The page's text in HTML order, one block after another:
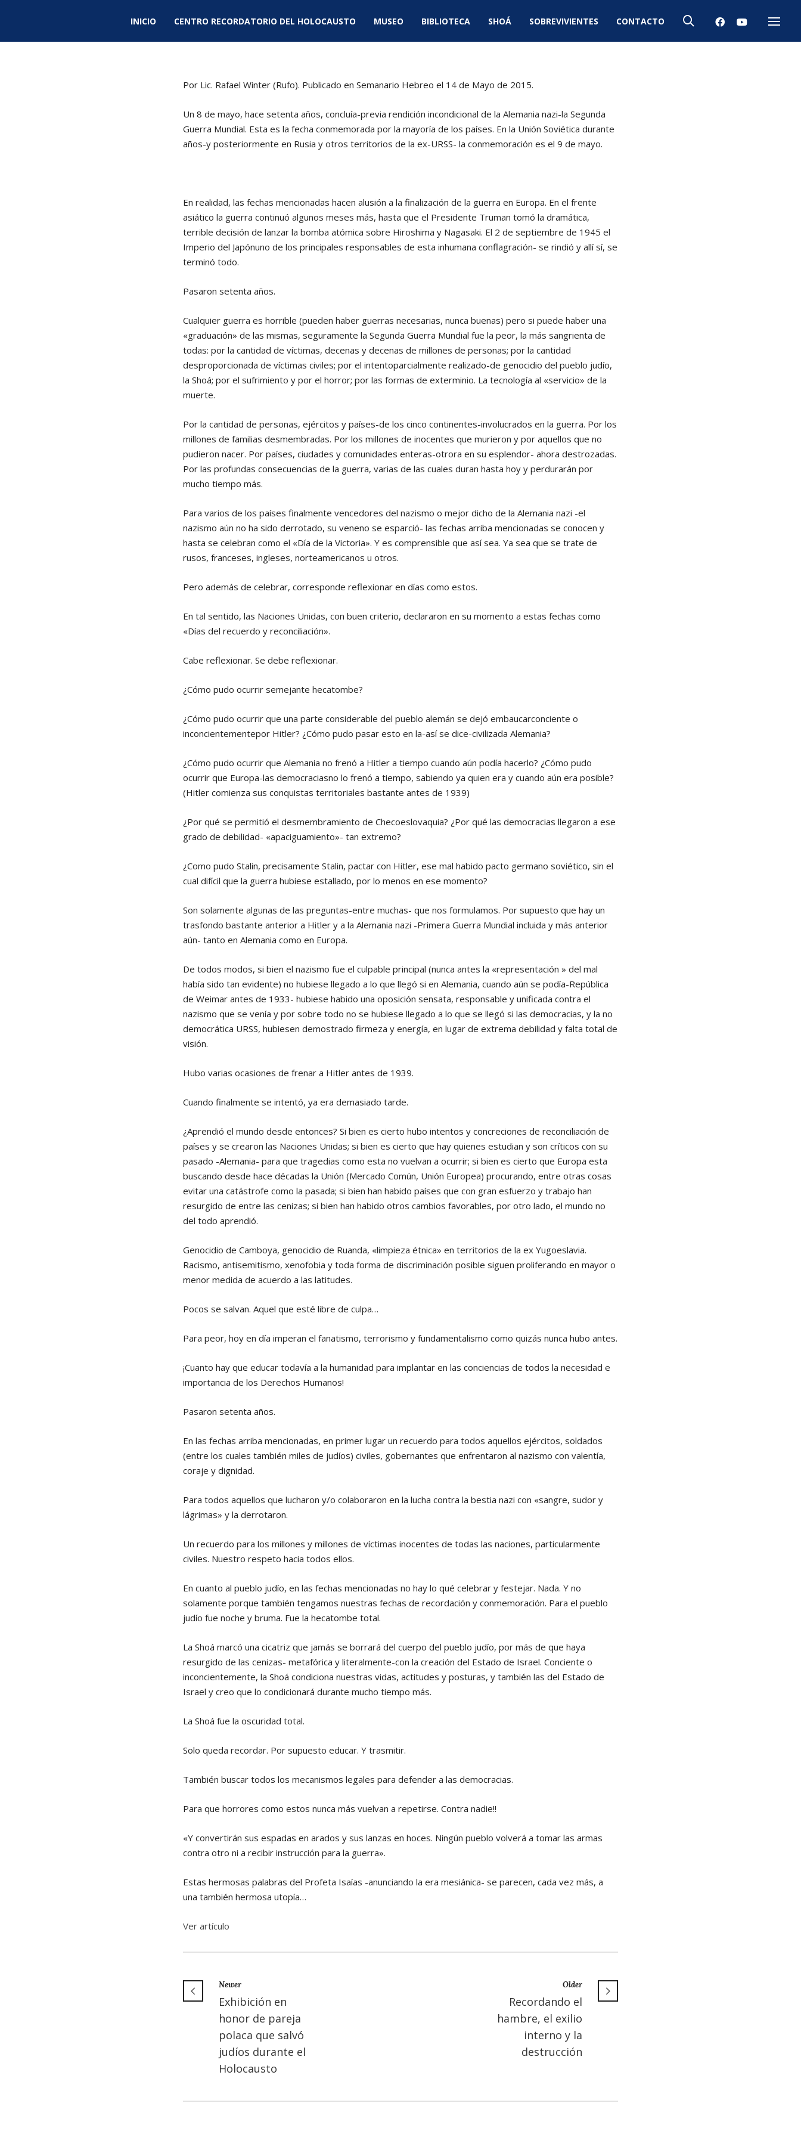
INICIO CENTRO RECORDATORIO DEL HOLOCAUSTO MUSEO BIBLIOTECA SHOÁ SOBREVIVIENTES CONTACTO
Menú
Por Lic. Rafael Winter (Rufo). Publicado en Semanario Hebreo el 14 de Mayo de 2015.
Un 8 de mayo, hace setenta años, concluía-previa rendición incondicional de la Alemania nazi-la Segunda
Guerra Mundial. Esta es la fecha conmemorada por la mayoría de los países. En la Unión Soviética durante
años-y posteriormente en Rusia y otros territorios de la ex-URSS- la conmemoración es el 9 de mayo.
En realidad, las fechas mencionadas hacen alusión a la finalización de la guerra en Europa. En el frente
asiático la guerra continuó algunos meses más, hasta que el Presidente Truman tomó la dramática,
terrible decisión de lanzar la bomba atómica sobre Hiroshima y Nagasaki. El 2 de septiembre de 1945 el
Imperio del Japónuno de los principales responsables de esta inhumana conflagración- se rindió y allí sí, se
terminó todo.
Pasaron setenta años.
Cualquier guerra es horrible (pueden haber guerras necesarias, nunca buenas) pero si puede haber una
«graduación» de las mismas, seguramente la Segunda Guerra Mundial fue la peor, la más sangrienta de
todas: por la cantidad de víctimas, decenas y decenas de millones de personas; por la cantidad
desproporcionada de víctimas civiles; por el intentoparcialmente realizado-de genocidio del pueblo judío,
la Shoá; por el sufrimiento y por el horror; por las formas de exterminio. La tecnología al «servicio» de la
muerte.
Por la cantidad de personas, ejércitos y países-de los cinco continentes-involucrados en la guerra. Por los
millones de familias desmembradas. Por los millones de inocentes que murieron y por aquellos que no
pudieron nacer. Por países, ciudades y comunidades enteras-otrora en su esplendor- ahora destrozadas.
Por las profundas consecuencias de la guerra, varias de las cuales duran hasta hoy y perdurarán por
mucho tiempo más.
Para varios de los países finalmente vencedores del nazismo o mejor dicho de la Alemania nazi -el
nazismo aún no ha sido derrotado, su veneno se esparció- las fechas arriba mencionadas se conocen y
hasta se celebran como el «Día de la Victoria». Y es comprensible que así sea. Ya sea que se trate de
rusos, franceses, ingleses, norteamericanos u otros.
Pero además de celebrar, corresponde reflexionar en días como estos.
En tal sentido, las Naciones Unidas, con buen criterio, declararon en su momento a estas fechas como
«Días del recuerdo y reconciliación».
Cabe reflexionar. Se debe reflexionar.
¿Cómo pudo ocurrir semejante hecatombe?
¿Cómo pudo ocurrir que una parte considerable del pueblo alemán se dejó embaucarconciente o
inconcientementepor Hitler? ¿Cómo pudo pasar esto en la-así se dice-civilizada Alemania?
¿Cómo pudo ocurrir que Alemania no frenó a Hitler a tiempo cuando aún podía hacerlo? ¿Cómo pudo
ocurrir que Europa-las democraciasno lo frenó a tiempo, sabiendo ya quien era y cuando aún era posible?
(Hitler comienza sus conquistas territoriales bastante antes de 1939)
¿Por qué se permitió el desmembramiento de Checoeslovaquia? ¿Por qué las democracias llegaron a ese
grado de debilidad- «apaciguamiento»- tan extremo?
¿Como pudo Stalin, precisamente Stalin, pactar con Hitler, ese mal habido pacto germano soviético, sin el
cual difícil que la guerra hubiese estallado, por lo menos en ese momento?
Son solamente algunas de las preguntas-entre muchas- que nos formulamos. Por supuesto que hay un
trasfondo bastante anterior a Hitler y a la Alemania nazi -Primera Guerra Mundial incluida y más anterior
aún- tanto en Alemania como en Europa.
De todos modos, si bien el nazismo fue el culpable principal (nunca antes la «representación » del mal
había sido tan evidente) no hubiese llegado a lo que llegó si en Alemania, cuando aún se podía-República
de Weimar antes de 1933- hubiese habido una oposición sensata, responsable y unificada contra el
nazismo que se venía y por sobre todo no se hubiese llegado a lo que se llegó si las democracias, y la no
democrática URSS, hubiesen demostrado firmeza y energía, en lugar de extrema debilidad y falta total de
visión.
Hubo varias ocasiones de frenar a Hitler antes de 1939.
Cuando finalmente se intentó, ya era demasiado tarde.
¿Aprendió el mundo desde entonces? Si bien es cierto hubo intentos y concreciones de reconciliación de
países y se crearon las Naciones Unidas; si bien es cierto que hay quienes estudian y son críticos con su
pasado -Alemania- para que tragedias como esta no vuelvan a ocurrir; si bien es cierto que Europa esta
buscando desde hace décadas la Unión (Mercado Común, Unión Europea) procurando, entre otras cosas
evitar una catástrofe como la pasada; si bien han habido países que con gran esfuerzo y trabajo han
resurgido de entre las cenizas; si bien han habido otros cambios favorables, por otro lado, el mundo no
del todo aprendió.
Genocidio de Camboya, genocidio de Ruanda, «limpieza étnica» en territorios de la ex Yugoeslavia.
Racismo, antisemitismo, xenofobia y toda forma de discriminación posible siguen proliferando en mayor o
menor medida de acuerdo a las latitudes.
Pocos se salvan. Aquel que esté libre de culpa…
Para peor, hoy en día imperan el fanatismo, terrorismo y fundamentalismo como quizás nunca hubo antes.
¡Cuanto hay que educar todavía a la humanidad para implantar en las conciencias de todos la necesidad e
importancia de los Derechos Humanos!
Pasaron setenta años.
En las fechas arriba mencionadas, en primer lugar un recuerdo para todos aquellos ejércitos, soldados
(entre los cuales también miles de judíos) civiles, gobernantes que enfrentaron al nazismo con valentía,
coraje y dignidad.
Para todos aquellos que lucharon y/o colaboraron en la lucha contra la bestia nazi con «sangre, sudor y
lágrimas» y la derrotaron.
Un recuerdo para los millones y millones de víctimas inocentes de todas las naciones, particularmente
civiles. Nuestro respeto hacia todos ellos.
En cuanto al pueblo judío, en las fechas mencionadas no hay lo qué celebrar y festejar. Nada. Y no
solamente porque también tengamos nuestras fechas de recordación y conmemoración. Para el pueblo
judío fue noche y bruma. Fue la hecatombe total.
La Shoá marcó una cicatriz que jamás se borrará del cuerpo del pueblo judío, por más de que haya
resurgido de las cenizas- metafórica y literalmente-con la creación del Estado de Israel. Conciente o
inconcientemente, la Shoá condiciona nuestras vidas, actitudes y posturas, y también las del Estado de
Israel y creo que lo condicionará durante mucho tiempo más.
La Shoá fue la oscuridad total.
Solo queda recordar. Por supuesto educar. Y trasmitir.
También buscar todos los mecanismos legales para defender a las democracias.
Para que horrores como estos nunca más vuelvan a repetirse. Contra nadie!!
«Y convertirán sus espadas en arados y sus lanzas en hoces. Ningún pueblo volverá a tomar las armas
contra otro ni a recibir instrucción para la guerra».
Estas hermosas palabras del Profeta Isaías -anunciando la era mesiánica- se parecen, cada vez más, a
una también hermosa utopía…
Ver artículo
Newer
Exhibición en
honor de pareja
polaca que salvó
judíos durante el
Holocausto
Older
Recordando el
hambre, el exilio
interno y la
destrucción